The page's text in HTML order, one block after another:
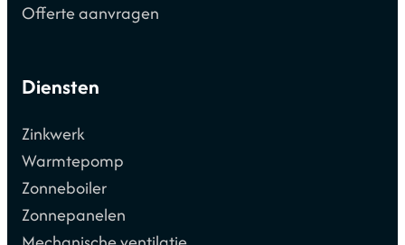
Offerte aanvragen
Diensten
Zinkwerk
Warmtepomp
Zonneboiler
Zonnepanelen